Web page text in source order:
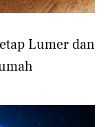
Lumer dan